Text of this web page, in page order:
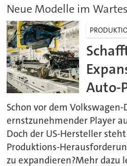
Neue Modelle im
Auto-
Schon vor dem
ernstzunehmender Player
Doch der US-Hersteller
Produktions-
zu expandieren?Mehr dazu